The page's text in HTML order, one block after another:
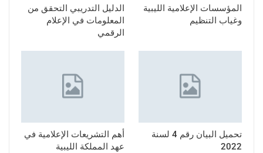
المؤسسات الإعلامية الليبية
وغياب التنظيم
الدليل التدريبي التحقق من
المعلومات في الإعلام
الرقمي
تحميل البيان رقم 4 لسنة
2022
أهم التشريعات الإعلامية في
عهد المملكة الليبية